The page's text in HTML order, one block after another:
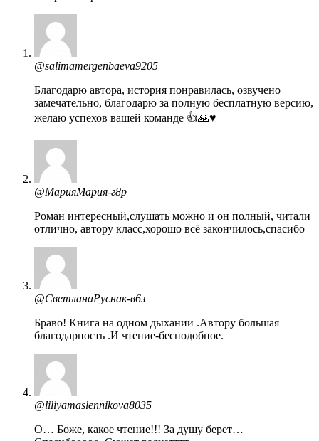
@salimamergenbaeva9205
Благодарю автора, история понравилась, озвучено
замечательно, благодарю за полную бесплатную версию,
желаю успехов вашей команде 👍🙏♥️
@МарияМария-г8р
Роман интересный,слушать можно и он полный, читали
отлично, автору класс,хорошо всё закончилось,спасибо
@СветланаРуснак-в6з
Браво! Книга на одном дыхании .Автору большая
благодарность .И чтение-бесподобное.
@liliyamaslennikova8035
О… Боже, какое чтение!!! За душу берет…